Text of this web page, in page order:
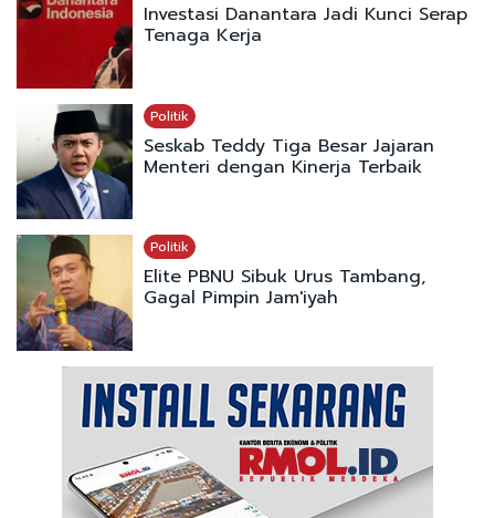
Investasi Danantara Jadi Kunci Serap
Tenaga Kerja
Politik
Seskab Teddy Tiga Besar Jajaran
Menteri dengan Kinerja Terbaik
Politik
Elite PBNU Sibuk Urus Tambang,
Gagal Pimpin Jam'iyah